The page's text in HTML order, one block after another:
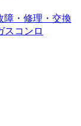
障・修理・交換
スコンロ